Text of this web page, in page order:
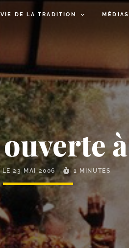
VIE DE LA TRADITION MÉDIAS
LE23 MAI 2006 1 MINUTES